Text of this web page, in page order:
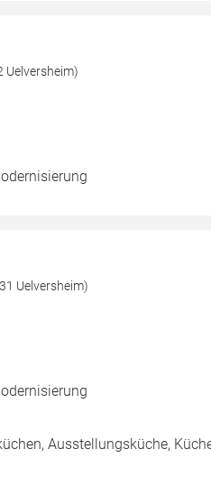
Uelversheim)
Uelversheim)
Ausstellungsküche,